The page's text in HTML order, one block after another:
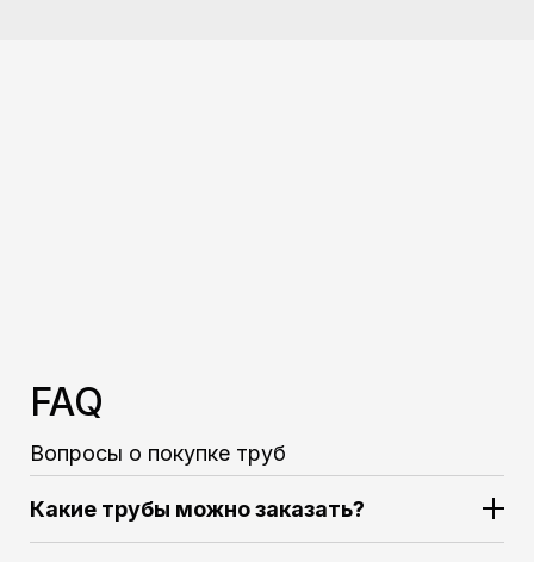
FAQ
Вопросы о покупке труб
Какие трубы можно заказать?